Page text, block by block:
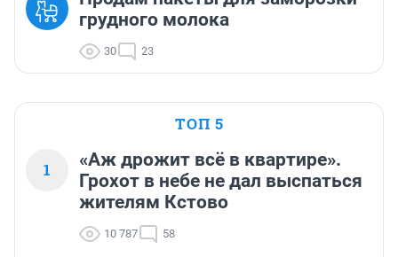
грудного молока
30 23
ТОП 5
1
«Аж дрожит всё в квартире».
Грохот в небе не дал выспаться
жителям Кстово
10 787 58